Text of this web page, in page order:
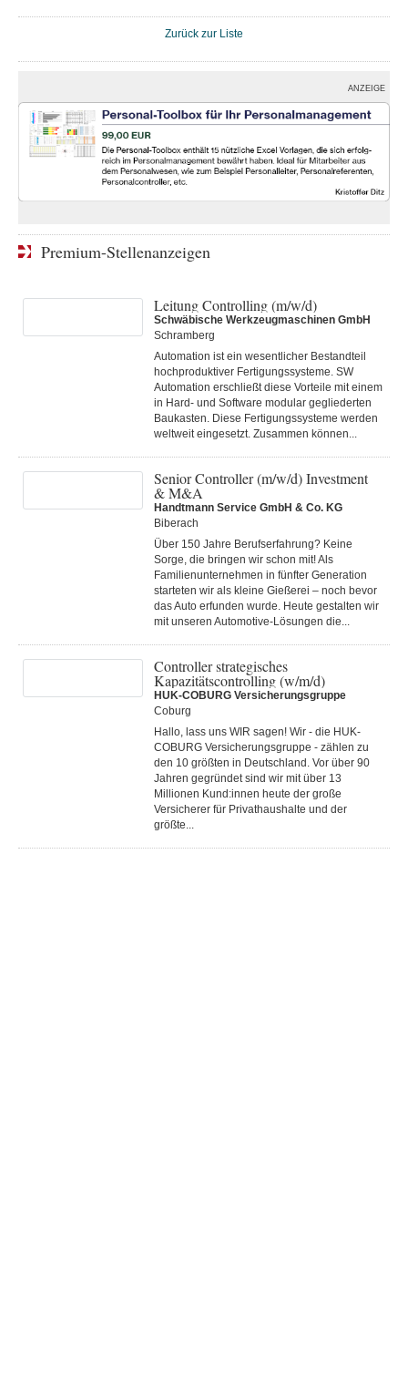
Zurück zur Liste
ANZEIGE
Premium-Stellenanzeigen
Leitung Controlling (m/w/d)
Schwäbische Werkzeugmaschinen GmbH
Schramberg
Automation ist ein wesentlicher Bestandteil
hochproduktiver Fertigungssysteme. SW
Automation erschließt diese Vorteile mit einem
in Hard- und Software modular gegliederten
Baukasten. Diese Fertigungs­systeme werden
weltweit eingesetzt. Zusammen können...
Senior Controller (m/w/d) Investment
& M&A
Handtmann Service GmbH & Co. KG
Biberach
Über 150 Jahre Berufserfahrung? Keine
Sorge, die bringen wir schon mit! Als
Familienunternehmen in fünfter Generation
starteten wir als kleine Gießerei – noch bevor
das Auto erfunden wurde. Heute gestalten wir
mit unseren Automotive-Lösungen die...
Controller strategisches
Kapazitätscontrolling (w/m/d)
HUK-COBURG Versicherungsgruppe
Coburg
Hallo, lass uns WIR sagen! Wir - die HUK-
COBURG Versicherungsgruppe - zählen zu
den 10 größten in Deutschland. Vor über 90
Jahren gegründet sind wir mit über 13
Millionen Kund:innen heute der große
Versicherer für Privathaushalte und der
größte...